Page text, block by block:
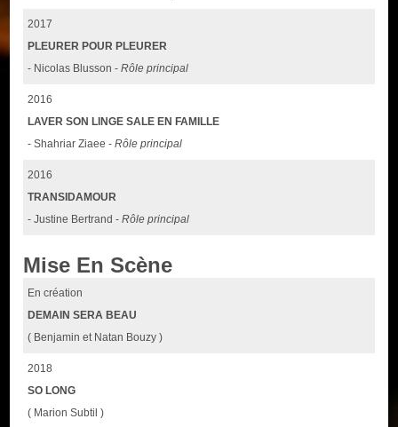
2017
PLEURER POUR PLEURER
- Nicolas Blusson -Rôle principal
2016
LAVER SON LINGE SALE EN FAMILLE
- Shahriar Ziaee -Rôle principal
2016
TRANSIDAMOUR
- Justine Bertrand -Rôle principal
Mise En Scène
En création
DEMAIN SERA BEAU
( Benjamin et Natan Bouzy )
2018
SO LONG
( Marion Subtil )